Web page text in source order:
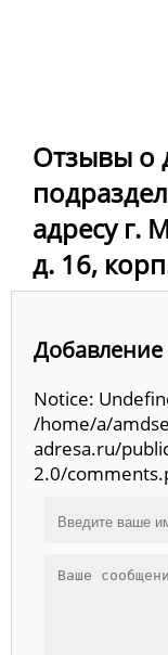
Отзывы о
адресу г.
д. 16,
Добавление
Notice:
/home/a/
adresa.ru/
2.0/